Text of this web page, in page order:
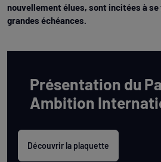
nouvellement élues, sont incitées à se
grandes échéances.
Présentation du
Ambition
Découvrir la plaquette